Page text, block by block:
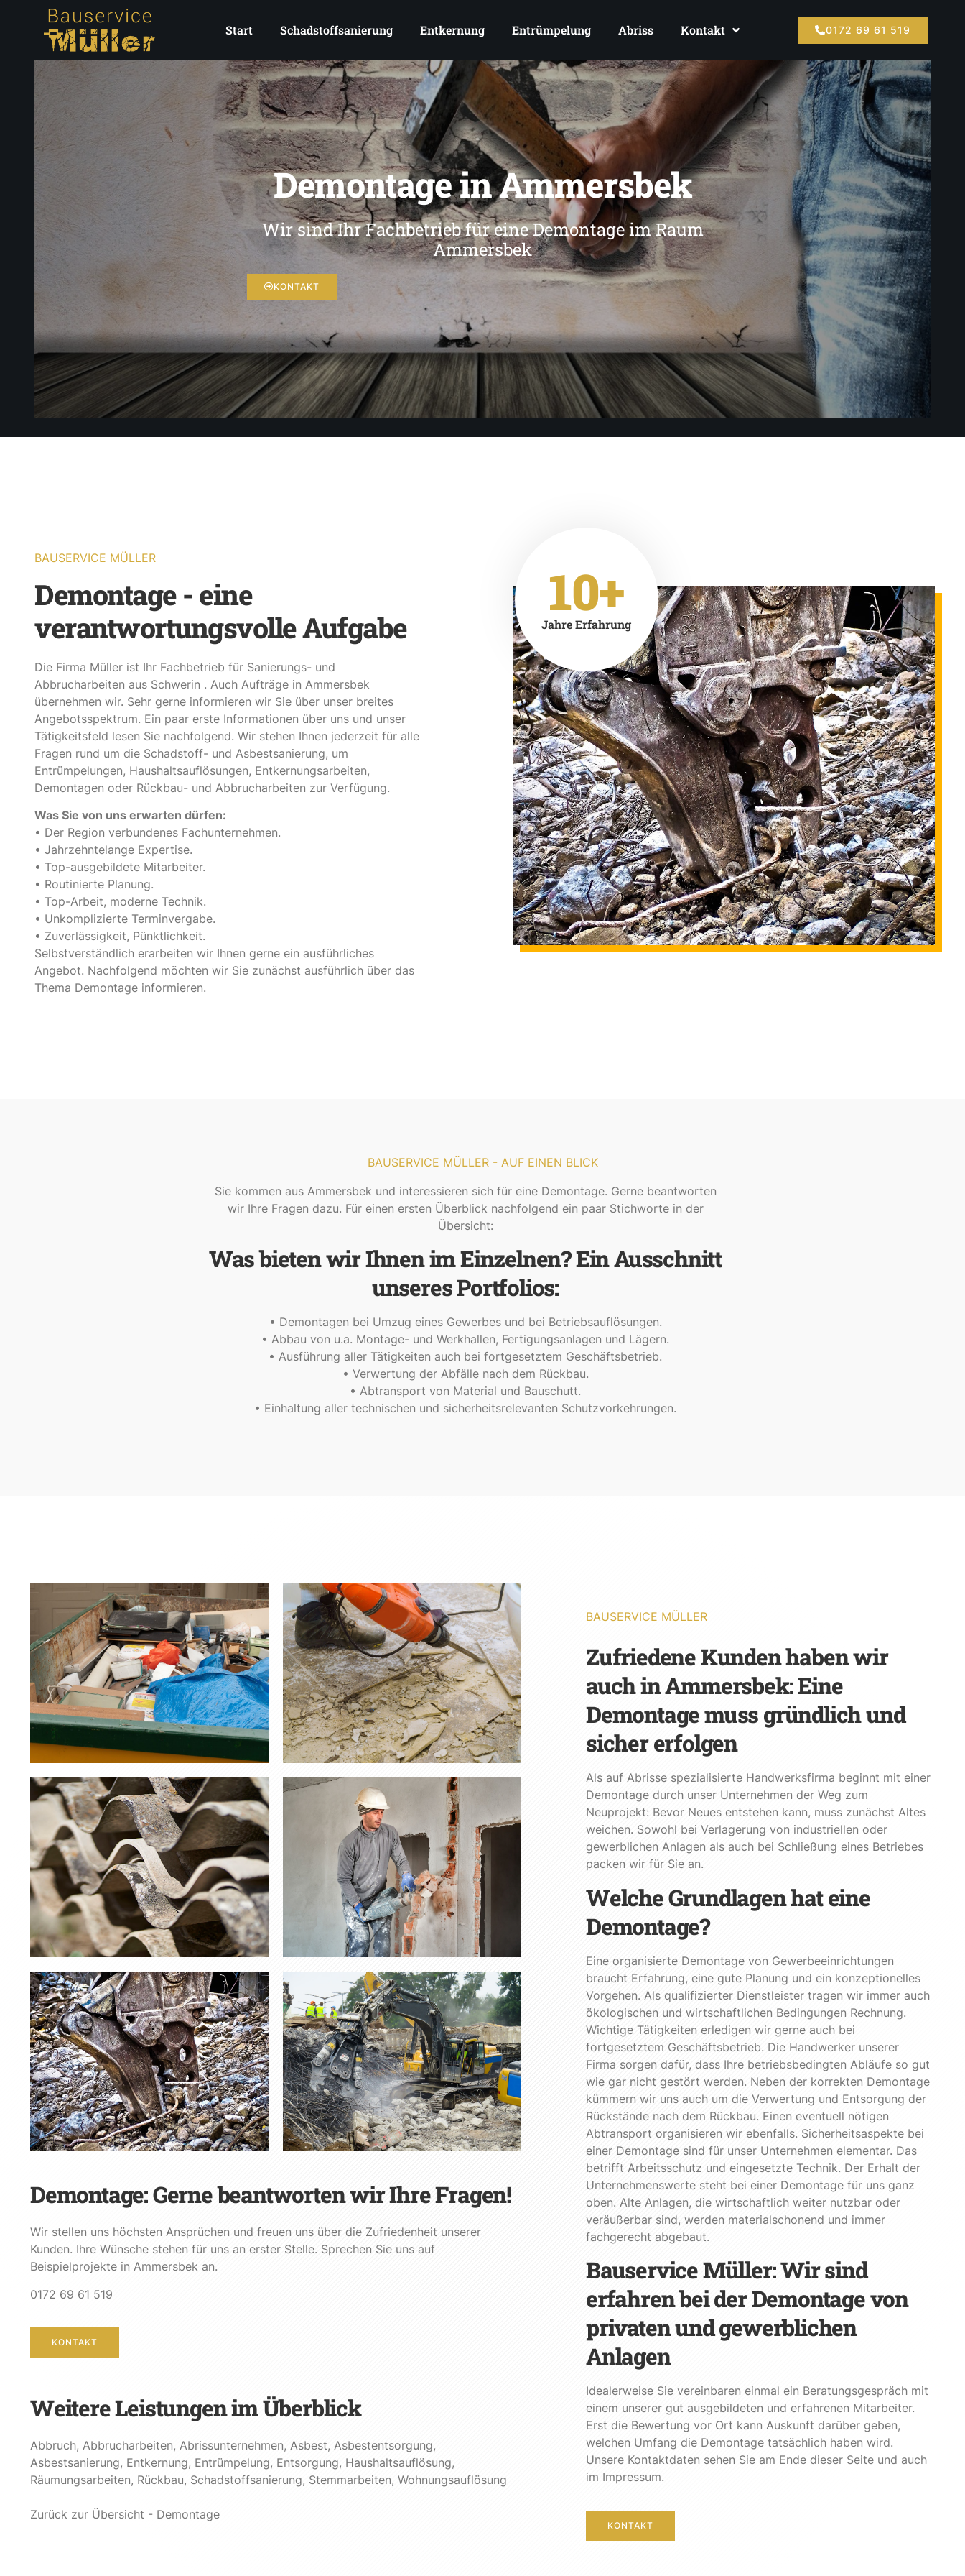
Start Schadstoffsanierung Entkernung Entrümpelung Abriss Kontakt 0172 69 61 519
Demontage in Ammersbek
Wir sind Ihr Fachbetrieb für eine Demontage im Raum
Ammersbek
KONTAKT
BAUSERVICE MÜLLER
Demontage - eine
verantwortungsvolle Aufgabe
Die Firma Müller ist Ihr Fachbetrieb für Sanierungs- und
Abbrucharbeiten aus Schwerin . Auch Aufträge in Ammersbek
übernehmen wir. Sehr gerne informieren wir Sie über unser breites
Angebotsspektrum. Ein paar erste Informationen über uns und unser
Tätigkeitsfeld lesen Sie nachfolgend. Wir stehen Ihnen jederzeit für alle
Fragen rund um die Schadstoff- und Asbestsanierung, um
Entrümpelungen, Haushaltsauflösungen, Entkernungsarbeiten,
Demontagen oder Rückbau- und Abbrucharbeiten zur Verfügung.
Was Sie von uns erwarten dürfen:
• Der Region verbundenes Fachunternehmen.
• Jahrzehntelange Expertise.
• Top-ausgebildete Mitarbeiter.
• Routinierte Planung.
• Top-Arbeit, moderne Technik.
• Unkomplizierte Terminvergabe.
• Zuverlässigkeit, Pünktlichkeit.
Selbstverständlich erarbeiten wir Ihnen gerne ein ausführliches
Angebot. Nachfolgend möchten wir Sie zunächst ausführlich über das
Thema Demontage informieren.
10+
Jahre Erfahrung
BAUSERVICE MÜLLER - AUF EINEN BLICK
Sie kommen aus Ammersbek und interessieren sich für eine Demontage. Gerne beantworten
wir Ihre Fragen dazu. Für einen ersten Überblick nachfolgend ein paar Stichworte in der
Übersicht:
Was bieten wir Ihnen im Einzelnen? Ein Ausschnitt
unseres Portfolios:
• Demontagen bei Umzug eines Gewerbes und bei Betriebsauflösungen.
• Abbau von u.a. Montage- und Werkhallen, Fertigungsanlagen und Lägern.
• Ausführung aller Tätigkeiten auch bei fortgesetztem Geschäftsbetrieb.
• Verwertung der Abfälle nach dem Rückbau.
• Abtransport von Material und Bauschutt.
• Einhaltung aller technischen und sicherheitsrelevanten Schutzvorkehrungen.
Demontage: Gerne beantworten wir Ihre Fragen!
Wir stellen uns höchsten Ansprüchen und freuen uns über die Zufriedenheit unserer
Kunden. Ihre Wünsche stehen für uns an erster Stelle. Sprechen Sie uns auf
Beispielprojekte in Ammersbek an.
0172 69 61 519
KONTAKT
Weitere Leistungen im Überblick
Abbruch, Abbrucharbeiten, Abrissunternehmen, Asbest, Asbestentsorgung,
Asbestsanierung, Entkernung, Entrümpelung, Entsorgung, Haushaltsauflösung,
Räumungsarbeiten, Rückbau, Schadstoffsanierung, Stemmarbeiten, Wohnungsauflösung
Zurück zur Übersicht - Demontage
BAUSERVICE MÜLLER
Zufriedene Kunden haben wir
auch in Ammersbek: Eine
Demontage muss gründlich und
sicher erfolgen
Als auf Abrisse spezialisierte Handwerksfirma beginnt mit einer
Demontage durch unser Unternehmen der Weg zum
Neuprojekt: Bevor Neues entstehen kann, muss zunächst Altes
weichen. Sowohl bei Verlagerung von industriellen oder
gewerblichen Anlagen als auch bei Schließung eines Betriebes
packen wir für Sie an.
Welche Grundlagen hat eine
Demontage?
Eine organisierte Demontage von Gewerbeeinrichtungen
braucht Erfahrung, eine gute Planung und ein konzeptionelles
Vorgehen. Als qualifizierter Dienstleister tragen wir immer auch
ökologischen und wirtschaftlichen Bedingungen Rechnung.
Wichtige Tätigkeiten erledigen wir gerne auch bei
fortgesetztem Geschäftsbetrieb. Die Handwerker unserer
Firma sorgen dafür, dass Ihre betriebsbedingten Abläufe so gut
wie gar nicht gestört werden. Neben der korrekten Demontage
kümmern wir uns auch um die Verwertung und Entsorgung der
Rückstände nach dem Rückbau. Einen eventuell nötigen
Abtransport organisieren wir ebenfalls. Sicherheitsaspekte bei
einer Demontage sind für unser Unternehmen elementar. Das
betrifft Arbeitsschutz und eingesetzte Technik. Der Erhalt der
Unternehmenswerte steht bei einer Demontage für uns ganz
oben. Alte Anlagen, die wirtschaftlich weiter nutzbar oder
veräußerbar sind, werden materialschonend und immer
fachgerecht abgebaut.
Bauservice Müller: Wir sind
erfahren bei der Demontage von
privaten und gewerblichen
Anlagen
Idealerweise Sie vereinbaren einmal ein Beratungsgespräch mit
einem unserer gut ausgebildeten und erfahrenen Mitarbeiter.
Erst die Bewertung vor Ort kann Auskunft darüber geben,
welchen Umfang die Demontage tatsächlich haben wird.
Unsere Kontaktdaten sehen Sie am Ende dieser Seite und auch
im Impressum.
KONTAKT